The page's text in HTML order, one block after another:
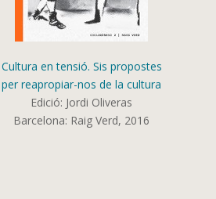
Cultura en tensió. Sis propostes
per reapropiar-nos de la cultura
Edició: Jordi Oliveras
Barcelona: Raig Verd, 2016